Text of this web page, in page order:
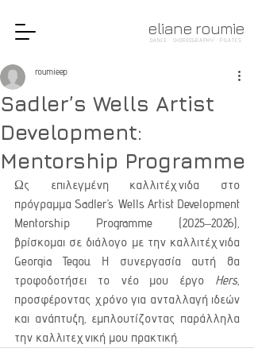
eliane roumie
DANCE · CHOREOGRAPHY · PILATES
Sadler’s Wells Artist
Development:
Mentorship Programme
roumieep
Ως επιλεγμένη καλλιτέχνιδα στο
πρόγραμμα Sadler’s Wells Artist Development
Mentorship Programme (2025–2026),
βρίσκομαι σε διάλογο με την καλλιτέχνιδα
Georgia Tegou. Η συνεργασία αυτή θα
τροφοδοτήσει το νέο μου έργο Hers,
προσφέροντας χρόνο για ανταλλαγή ιδεών
και ανάπτυξη, εμπλουτίζοντας παράλληλα
την καλλιτεχνική μου πρακτική.